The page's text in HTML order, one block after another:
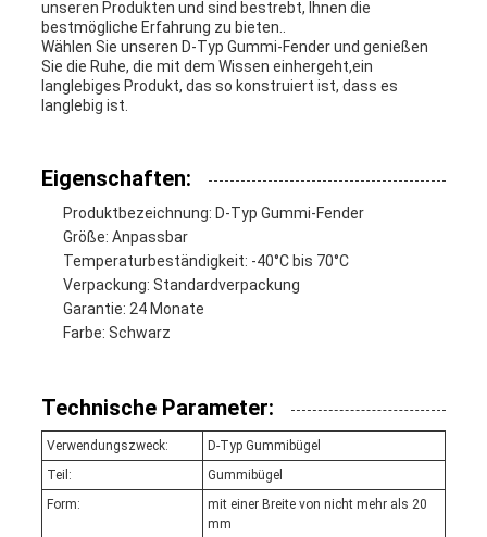
unseren Produkten und sind bestrebt, Ihnen die
bestmögliche Erfahrung zu bieten..
Wählen Sie unseren D-Typ Gummi-Fender und genießen
Sie die Ruhe, die mit dem Wissen einhergeht,ein
langlebiges Produkt, das so konstruiert ist, dass es
langlebig ist.
Eigenschaften:
Produktbezeichnung: D-Typ Gummi-Fender
Größe: Anpassbar
Temperaturbeständigkeit: -40°C bis 70°C
Verpackung: Standardverpackung
Garantie: 24 Monate
Farbe: Schwarz
Technische Parameter:
Verwendungszweck:
D-Typ Gummibügel
Teil:
Gummibügel
Form:
mit einer Breite von nicht mehr als 20
mm